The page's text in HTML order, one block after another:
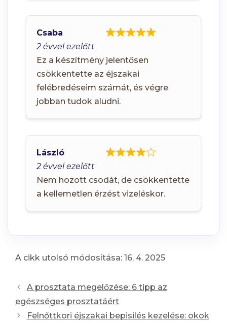
2 évvel ezelőtt
Ez a készítmény jelentősen
csökkentette az éjszakai
felébredéseim számát, és végre
jobban tudok aludni.
Csaba
2 évvel ezelőtt
Nem hozott csodát, de csökkentette
a kellemetlen érzést vizeléskor.
László
A cikk utolsó módosítása: 16. 4. 2025
Post
navigation
A prosztata megelőzése: 6 tipp az
egészséges prosztatáért
Felnőttkori éjszakai bepisilés kezelése: okok